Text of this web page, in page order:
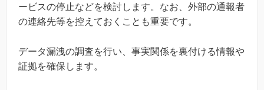
ービスの停止などを検討します。なお、外部の通報者
の連絡先等を控えておくことも重要です。
データ漏洩の調査を行い、事実関係を裏付ける情報や
証拠を確保します。